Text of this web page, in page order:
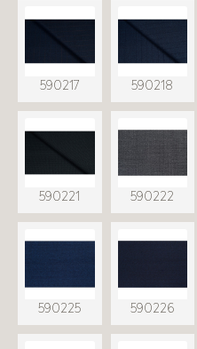
590217 590218
590221 590222
590225 590226